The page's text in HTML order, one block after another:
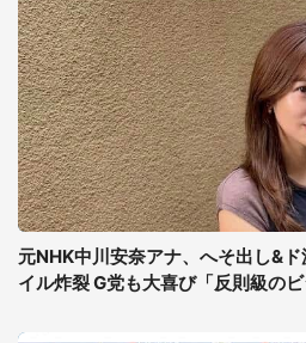
元NHK中川安奈アナ、へそ出し&
イル炸裂 G党も大喜び「反則級のビ